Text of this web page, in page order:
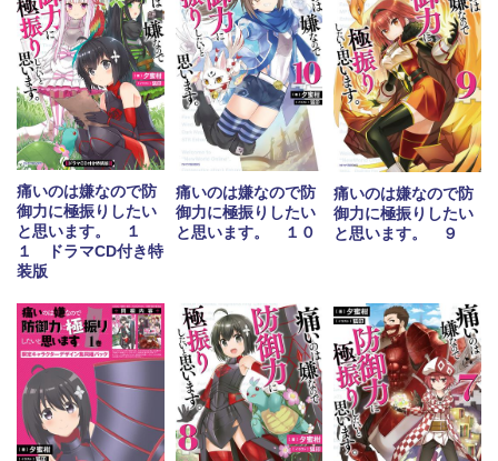
痛いのは嫌なので防
御力に極振りしたい
と思います。 １
１ ドラマCD付き特
装版
痛いのは嫌なので防
御力に極振りしたい
と思います。 １０
痛いのは嫌なので防
御力に極振りしたい
と思います。 ９